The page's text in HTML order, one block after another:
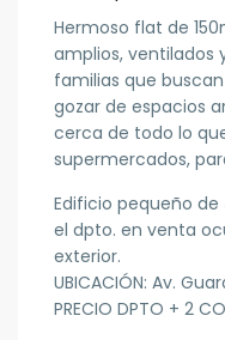
Hermoso flat de
amplios, ventilados
familias que
gozar de espacios
cerca de todo lo
supermercados,
Edificio pequeño
el dpto. en venta
exterior.
UBICACIÓN: Av.
PRECIO DPTO + 2